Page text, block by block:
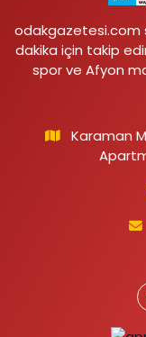
odakgazetesi.com
dakika için takip
spor ve Afyon
Karaman